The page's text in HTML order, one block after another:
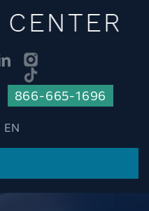
866-665-1696
EN